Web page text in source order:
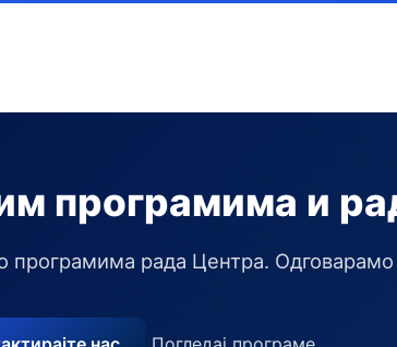
програмима и
програмима рада Центра. Одговарамо